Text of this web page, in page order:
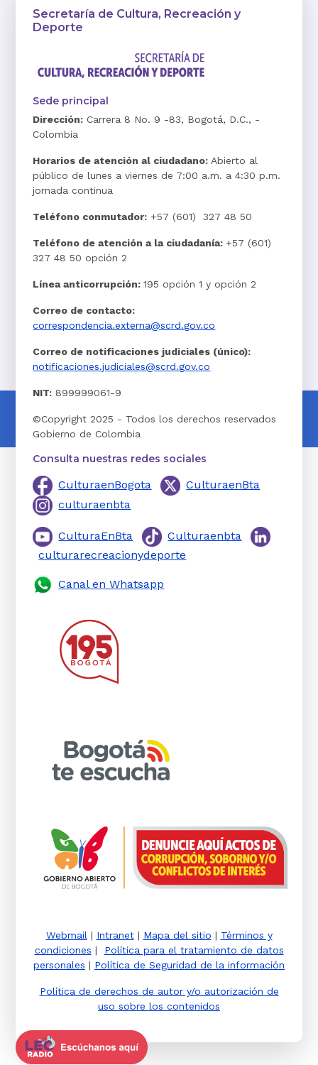
Secretaría de Cultura, Recreación y
Deporte
Sede principal
Dirección: Carrera 8 No. 9 -83, Bogotá, D.C., -
Colombia
Horarios de atención al ciudadano:Abierto al
público de lunes a viernes de 7:00 a.m. a 4:30 p.m.
jornada continua
Teléfono conmutador: +57 (601) 327 48 50
Teléfono de atención a la ciudadanía: +57 (601)
327 48 50 opción 2
Línea anticorrupción:195 opción 1 y opción 2
Correo de contacto:
correspondencia.externa@scrd.gov.co
Correo de notificaciones judiciales (único):
notificaciones.judiciales@scrd.gov.co
NIT: 899999061-9
©Copyright 2025 - Todos los derechos reservados
Gobierno de Colombia
Consulta nuestras redes sociales
CulturaenBogota
CulturaenBta
culturaenbta
CulturaEnBta
Culturaenbta
culturarecreacionydeporte
Canal en Whatsapp
Webmail | Intranet| Mapa del sitio | Términos y
condiciones | Política para el tratamiento de datos
personales | Política de Seguridad de la información
Política de derechos de autor y/o autorización de
uso sobre los contenidos